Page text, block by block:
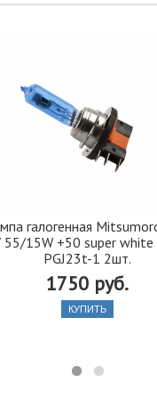
галогенная
55/15W +50 super
PGJ23t-1 2шт.
1750 руб.
КУПИТЬ